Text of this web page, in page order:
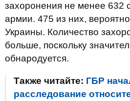
захоронения не менее 632
армии. 475 из них,
Украины. Количество
больше, поскольку
обнародуется.
Также читайте: ГБР
расследование